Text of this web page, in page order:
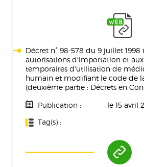
Décret n° 98-578 du 9 juillet 1998
autorisations d'importation et
temporaires d'utilisation de
humain et modifiant le code de
(deuxième partie : Décrets en
Publication :
le 15 avril
Tag(s) :